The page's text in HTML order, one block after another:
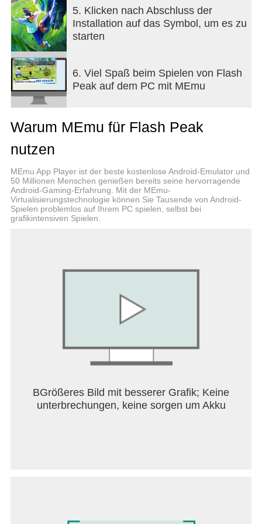
each skill set opens up new ways to play and adds
tactical depth to every match.
REAL-TIME 4V4 PVP
Face real opponents in real-time PvP. Read the
game, react fast, and work with your squad to
outplay the competition.
No offsides. No fouls. No out-of-bounds
interruptions. Just fast, nonstop football where the
action keeps flowing and every play can change the
result.
PLAY TO WIN
Master the pitch, team up, and win with skill.
━━━━━━━━━━━━━━━━━━
A brand-new football star has joined the pitch,
rooms, and real-time voice chat. Build your dream
lineup and create highlight moments with your
[Meet the New Star]
Homer is here! Control the match with precise
tempo and create your own attacking rhythm.
[Build Your Own Passive Combo]
5. Klicken nach Abschluss der
Installation auf das Symbol, um es zu
starten
6. Viel Spaß beim Spielen von Flash
Peak auf dem PC mit MEmu
Warum MEmu für Flash Peak
nutzen
MEmu App Player ist der beste kostenlose Android-Emulator und
50 Millionen Menschen genießen bereits seine hervorragende
Android-Gaming-Erfahrung. Mit der MEmu-
Virtualisierungstechnologie können Sie Tausende von Android-
Spielen problemlos auf Ihrem PC spielen, selbst bei
grafikintensiven Spielen.
BGrößeres Bild mit besserer Grafik; Keine
unterbrechungen, keine sorgen um Akku